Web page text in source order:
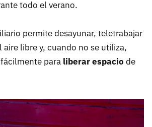
todo el verano.
permite desayunar, teletrabajar
aire libre y, cuando no se utiliza,
para liberar espacio de